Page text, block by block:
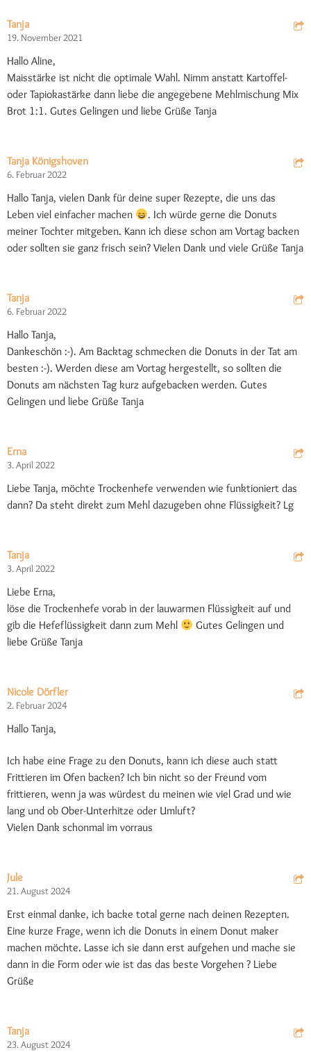
Tanja
19. November 2021
Hallo Aline,
Maisstärke ist nicht die optimale Wahl. Nimm anstatt Kartoffel-
oder Tapiokastärke dann liebe die angegebene Mehlmischung Mix
Brot 1:1. Gutes Gelingen und liebe Grüße Tanja
Tanja Königshoven
6. Februar 2022
Hallo Tanja, vielen Dank für deine super Rezepte, die uns das
Leben viel einfacher machen
. Ich würde gerne die Donuts
meiner Tochter mitgeben. Kann ich diese schon am Vortag backen
oder sollten sie ganz frisch sein? Vielen Dank und viele Grüße Tanja
Tanja
6. Februar 2022
Hallo Tanja,
Dankeschön :-). Am Backtag schmecken die Donuts in der Tat am
besten :-). Werden diese am Vortag hergestellt, so sollten die
Donuts am nächsten Tag kurz aufgebacken werden. Gutes
Gelingen und liebe Grüße Tanja
Erna
3. April 2022
Liebe Tanja, möchte Trockenhefe verwenden wie funktioniert das
dann? Da steht direkt zum Mehl dazugeben ohne Flüssigkeit? Lg
Tanja
3. April 2022
Liebe Erna,
löse die Trockenhefe vorab in der lauwarmen Flüssigkeit auf und
gib die Hefeflüssigkeit dann zum Mehl
Gutes Gelingen und
liebe Grüße Tanja
Nicole Dörfler
2. Februar 2024
Hallo Tanja,
Ich habe eine Frage zu den Donuts, kann ich diese auch statt
Frittieren im Ofen backen? Ich bin nicht so der Freund vom
frittieren, wenn ja was würdest du meinen wie viel Grad und wie
lang und ob Ober-Unterhitze oder Umluft?
Vielen Dank schonmal im vorraus
Jule
21. August 2024
Erst einmal danke, ich backe total gerne nach deinen Rezepten.
Eine kurze Frage, wenn ich die Donuts in einem Donut maker
machen möchte. Lasse ich sie dann erst aufgehen und mache sie
dann in die Form oder wie ist das das beste Vorgehen ? Liebe
Grüße
Tanja
23. August 2024